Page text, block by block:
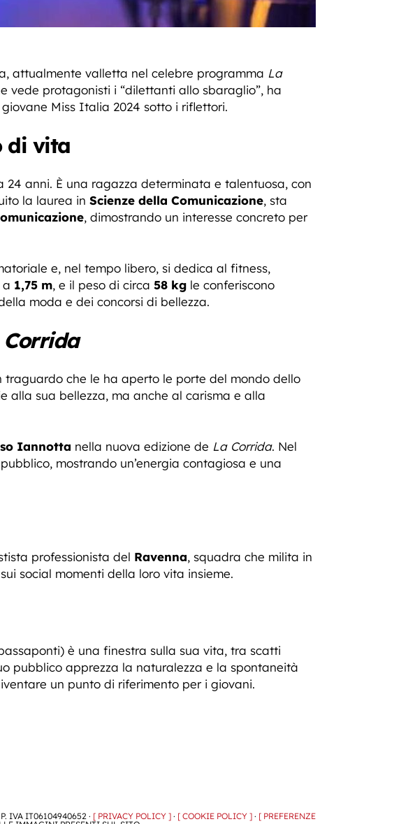
attualmente valletta nel celebre programma La
vede protagonisti i “dilettanti allo sbaraglio”, ha
Miss Italia 2024 sotto i riflettori.
di vita
24 anni. È una ragazza determinata e talentuosa, con
la laurea in Scienze della Comunicazione, sta
, dimostrando un interesse concreto per
e, nel tempo libero, si dedica al fitness,
a 1,75 m, e il peso di circa 58 kg le conferiscono
moda e dei concorsi di bellezza.
Corrida
traguardo che le ha aperto le porte del mondo dello
sua bellezza, ma anche al carisma e alla
Iannotta nella nuova edizione de La Corrida. Nel
mostrando un’energia contagiosa e una
professionista del Ravenna, squadra che milita in
social momenti della loro vita insieme.
è una finestra sulla sua vita, tra scatti
pubblico apprezza la naturalezza e la spontaneità
un punto di riferimento per i giovani.
IVA IT06104940652 · [ PRIVACY POLICY ] · [ COOKIE POLICY ] · [ PREFERENZE